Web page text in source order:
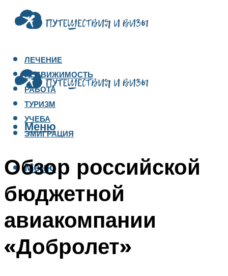
ЛЕЧЕНИЕ
НЕДВИЖИМОСТЬ
РАБОТА
ТУРИЗМ
УЧЕБА
ЭМИГРАЦИЯ
Меню
Меню
Обзор российской
бюджетной
авиакомпании
«Добролет»